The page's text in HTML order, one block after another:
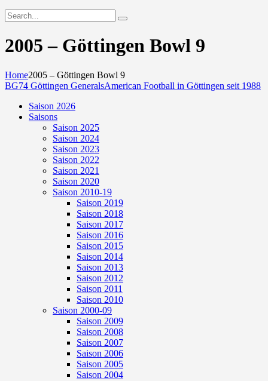
2005 – Göttingen Bowl 9
Home2005 – Göttingen Bowl 9
BG74 Göttingen GeneralsAmerican Football in Göttingen seit 1988
Saison 2026
Saisons
Saison 2025
Saison 2024
Saison 2023
Saison 2022
Saison 2021
Saison 2020
Saison 2010-19
Saison 2019
Saison 2018
Saison 2017
Saison 2016
Saison 2015
Saison 2014
Saison 2013
Saison 2012
Saison 2011
Saison 2010
Saison 2000-09
Saison 2009
Saison 2008
Saison 2007
Saison 2006
Saison 2005
Saison 2004